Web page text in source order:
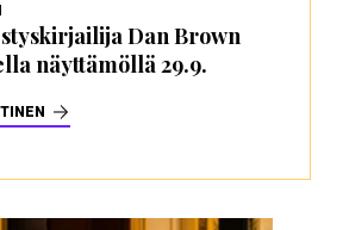
Dan Brown
näyttämöllä 29.9.